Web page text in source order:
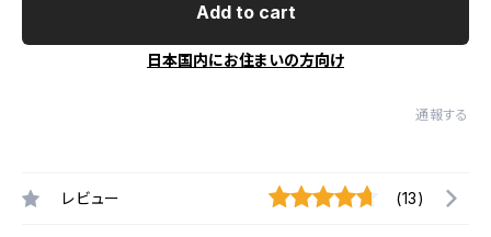
Add to cart
日本国内にお住まいの方向け
通報する
レビュー (13)